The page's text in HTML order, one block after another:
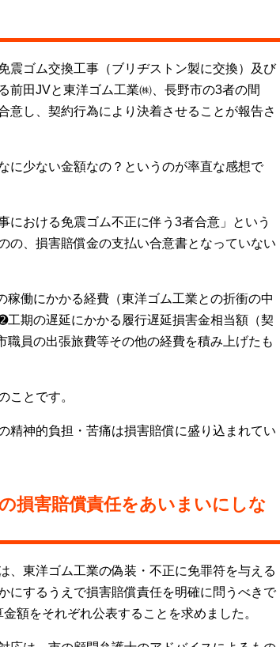
ゴム交換工事（ブリヂストン製に交換）及び
前田JVと東洋ゴム工業㈱、長野市の3者の間
意し、契約行為により決着させることが報告さ
少ない金額なの？というのが率直な感想で
おける免震ゴム不正に伴う3者合意」という
の、損害賠償金の支払い合意書となっていない
働にかかる経費（東洋ゴム工業との折衝の中
期の遅延にかかる履行遅延損害金相当額（契
員の出張旅費等その他の経費を積み上げたも
ことです。
神的負担・苦痛は損害賠償に盛り込まれてい
損害賠償責任をあいまいにしな
東洋ゴム工業の偽装・不正に免罪符を与える
にするうえで損害賠償責任を明確に問うべきで
額をそれぞれ公表することを求めました。